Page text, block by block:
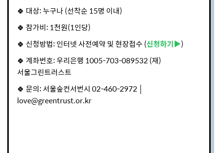
🍀 대상: 누구나 (선착순 15명 이내)
🍀 참가비: 1천원(1인당)
🍀 신청방법: 인터넷 사전예약 및 현장접수 (신청하기▶)
🍀 계좌번호: 우리은행 1005-703-089532 (재)
서울그린트러스트
🍀 문의: 서울숲컨서번시 02-460-2972 │
love@greentrust.or.kr